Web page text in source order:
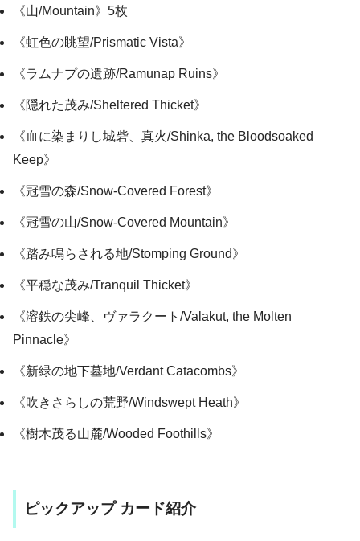
《山/Mountain》5枚
《虹色の眺望/Prismatic Vista》
《ラムナプの遺跡/Ramunap Ruins》
《隠れた茂み/Sheltered Thicket》
《血に染まりし城砦、真火/Shinka, the Bloodsoaked
Keep》
《冠雪の森/Snow-Covered Forest》
《冠雪の山/Snow-Covered Mountain》
《踏み鳴らされる地/Stomping Ground》
《平穏な茂み/Tranquil Thicket》
《溶鉄の尖峰、ヴァラクート/Valakut, the Molten
Pinnacle》
《新緑の地下墓地/Verdant Catacombs》
《吹きさらしの荒野/Windswept Heath》
《樹木茂る山麓/Wooded Foothills》
ピックアップ カード紹介